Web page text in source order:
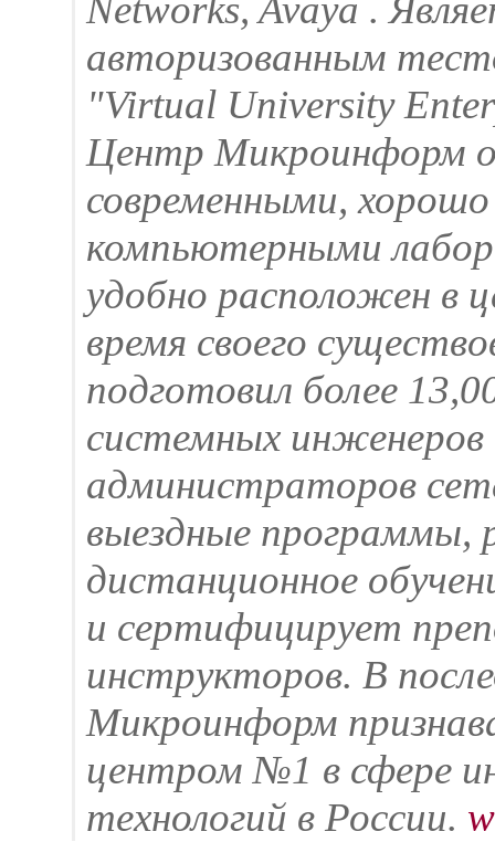
Networks, Avaya .
авторизованным
"Virtual University
Центр Микроинформ
современными,
компьютерными
удобно расположен в
время своего
подготовил более
системных инженеров
администраторов
выездные программы,
дистанционное
и сертифицирует
инструкторов. В
Микроинформ
центром №1 в сфере
технологий в России.